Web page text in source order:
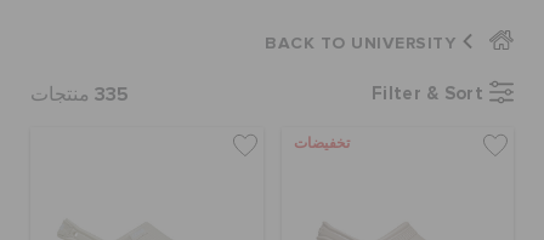
جيبيتز تشارمز
BACK TO UNIVERSITY
Filter & Sort
335 منتجات
تخفيضات